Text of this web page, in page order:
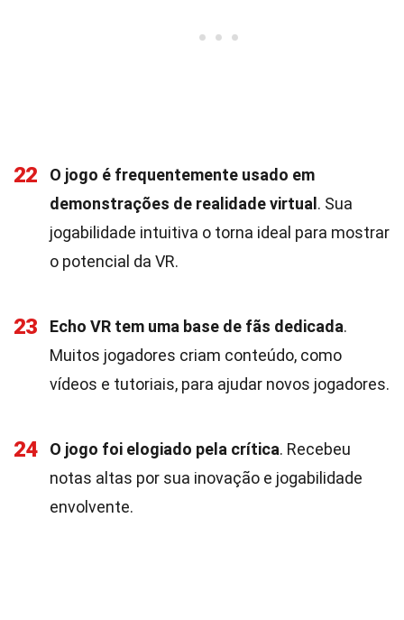
22
O jogo é frequentemente usado em
demonstrações de realidade virtual . Sua
jogabilidade intuitiva o torna ideal para mostrar
o potencial da VR.
23 Echo VR tem uma base de fãs dedicada.
Muitos jogadores criam conteúdo, como
vídeos e tutoriais, para ajudar novos jogadores.
24 O jogo foi elogiado pela crítica. Recebeu
notas altas por sua inovação e jogabilidade
envolvente.